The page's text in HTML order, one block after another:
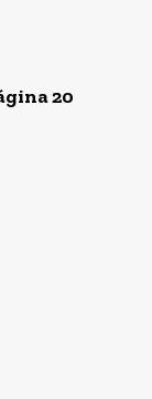
20